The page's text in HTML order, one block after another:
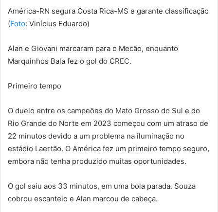
América-RN segura Costa Rica-MS e garante classificação
(Foto: Vinícius Eduardo)
Alan e Giovani marcaram para o Mecão, enquanto
Marquinhos Bala fez o gol do CREC.
Primeiro tempo
O duelo entre os campeões do Mato Grosso do Sul e do
Rio Grande do Norte em 2023 começou com um atraso de
22 minutos devido a um problema na iluminação no
estádio Laertão. O América fez um primeiro tempo seguro,
embora não tenha produzido muitas oportunidades.
O gol saiu aos 33 minutos, em uma bola parada. Souza
cobrou escanteio e Alan marcou de cabeça.